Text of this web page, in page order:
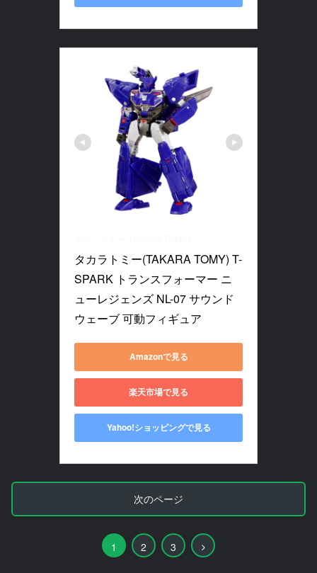
タカラトミー(TAKARA TOMY) T-
SPARK トランスフォーマー ニ
ューレジェンズ NL-07 サウンド
ウェーブ 可動フィギュア
Amazonで見る
楽天市場で見る
Yahoo!ショッピングで見る
次のページ
1 2 3
次